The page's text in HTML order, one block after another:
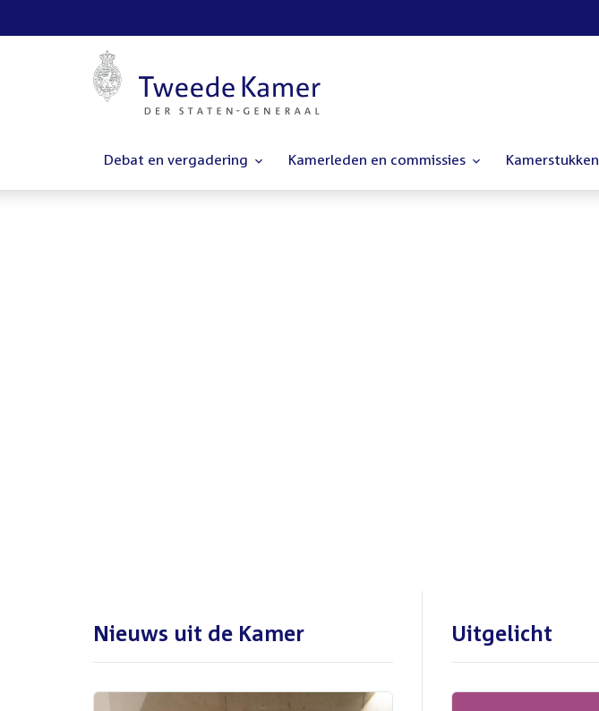
Debat en vergadering Kamerleden en commissies Kamerstukken
Nieuws uit de Kamer Uitgelicht